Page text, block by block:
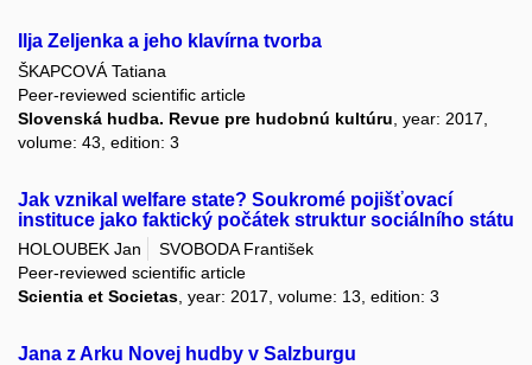
Ilja Zeljenka a jeho klavírna tvorba
ŠKAPCOVÁ Tatiana
Peer-reviewed scientific article
Slovenská hudba. Revue pre hudobnú kultúru , year: 2017,
volume: 43, edition: 3
Jak vznikal welfare state? Soukromé pojišťovací
instituce jako faktický počátek struktur sociálního státu
HOLOUBEK Jan
SVOBODA František
Peer-reviewed scientific article
Scientia et Societas , year: 2017, volume: 13, edition: 3
Jana z Arku Novej hudby v Salzburgu